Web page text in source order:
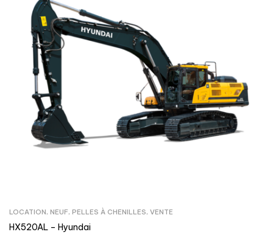
LOCATION, NEUF, PELLES À CHENILLES, VENTE
HX520AL – Hyundai